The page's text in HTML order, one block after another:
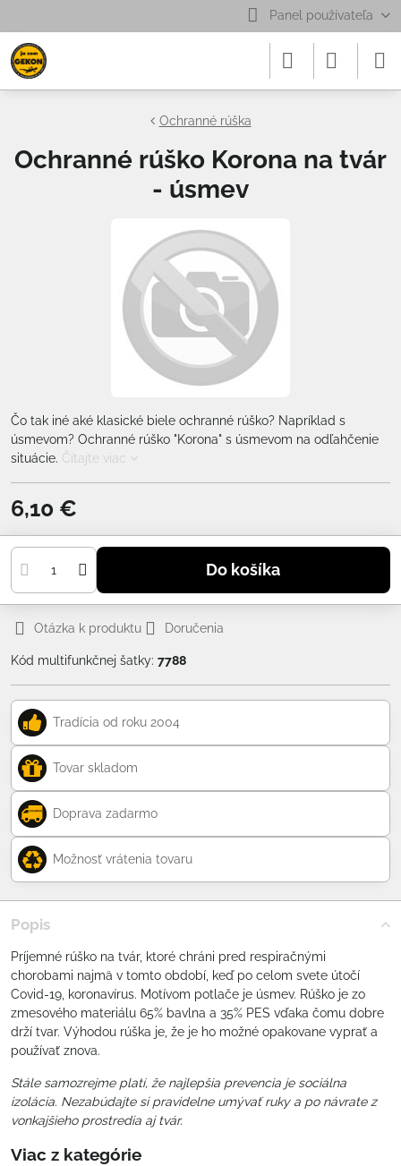
Panel používateľa
Ochranné rúška
Ochranné rúško Korona na tvár
- úsmev
Čo tak iné aké klasické biele ochranné rúško? Napríklad s
úsmevom? Ochranné rúško "Korona" s úsmevom na odľahčenie
situácie. Čítajte viac
6,10 €
Do košíka
Otázka k produktu Doručenia
Kód multifunkčnej šatky: 7788
Tradícia od roku 2004
Tovar skladom
Doprava zadarmo
Možnosť vrátenia tovaru
Popis
Príjemné rúško na tvár, ktoré chráni pred respiračnými
chorobami najmä v tomto období, keď po celom svete útočí
Covid-19, koronavírus. Motívom potlače je úsmev. Rúško je zo
zmesového materiálu 65% bavlna a 35% PES vďaka čomu dobre
drží tvar. Výhodou rúška je, že je ho možné opakovane vyprať a
používať znova.
Stále samozrejme platí, že najlepšia prevencia je sociálna
izolácia. Nezabúdajte si pravidelne umývať ruky a po návrate z
vonkajšieho prostredia aj tvár.
Viac z kategórie